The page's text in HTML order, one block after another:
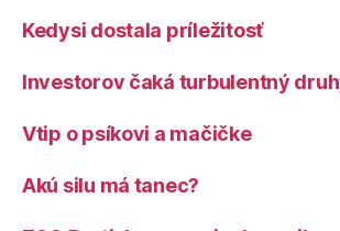
Kedysi dostala príležitosť
Investorov čaká turbulentný
Vtip o psíkovi a mačičke
Akú silu má tanec?